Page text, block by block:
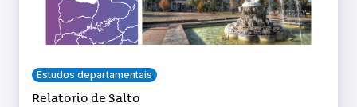
Estudos departamentais
Relatorio de Salto